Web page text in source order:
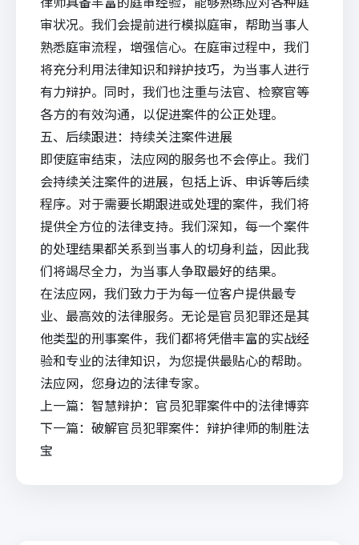
审状况。我们会提前进行模拟庭审，帮助当事人
熟悉庭审流程，增强信心。在庭审过程中，我们
将充分利用法律知识和辩护技巧，为当事人进行
有力辩护。同时，我们也注重与法官、检察官等
各方的有效沟通，以促进案件的公正处理。
五、后续跟进：持续关注案件进展
即使庭审结束，法应网的服务也不会停止。我们
会持续关注案件的进展，包括上诉、申诉等后续
程序。对于需要长期跟进或处理的案件，我们将
提供全方位的法律支持。我们深知，每一个案件
的处理结果都关系到当事人的切身利益，因此我
们将竭尽全力，为当事人争取最好的结果。
在法应网，我们致力于为每一位客户提供最专
业、最高效的法律服务。无论是官员犯罪还是其
他类型的刑事案件，我们都将凭借丰富的实战经
验和专业的法律知识，为您提供最贴心的帮助。
法应网，您身边的法律专家。
上一篇： 智慧辩护：官员犯罪案件中的法律博弈
下一篇： 破解官员犯罪案件：辩护律师的制胜法
宝